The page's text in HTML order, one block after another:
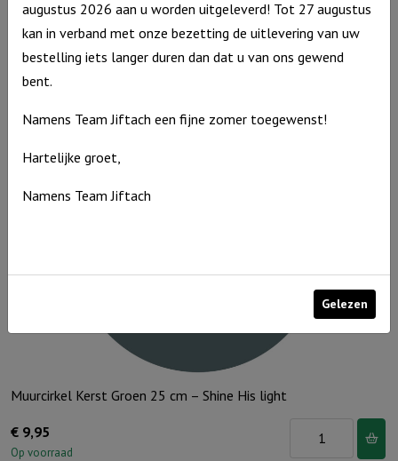
9,95
Op voorraad
Muurcirkel
cm
Muurcirkel Kerst Groen 25 cm – Shine His light
€ 9,95
Op voorraad
augustus 2026 aan u worden uitgeleverd! Tot 27 augustus
kan in verband met onze bezetting de uitlevering van uw
bestelling iets langer duren dan dat u van ons gewend
bent.
Namens Team Jiftach een fijne zomer toegewenst!
Hartelijke groet,
Namens Team Jiftach
Gelezen